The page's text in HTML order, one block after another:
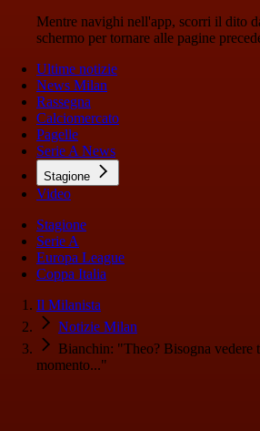
Mentre navighi nell'app, scorri il dito
schermo per tornare alle pagine
Ultime notizie
News Milan
Rassegna
Calciomercato
Pagelle
Serie A News
Stagione
Video
Stagione
Serie A
Europa League
Coppa Italia
Il Milanista
Notizie Milan
Bianchin: "Theo? Bisogna vedere
momento..."